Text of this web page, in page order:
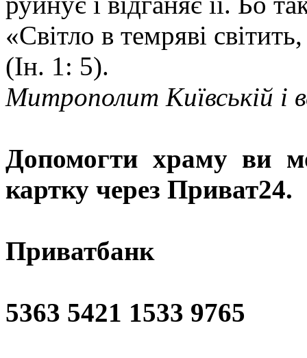
«Світло в темряві
(Ін. 1: 5).
Митрополит Київській і
Допомогти храму ви
картку через Приват24.
Приватбанк
5363 5421 1533 9765